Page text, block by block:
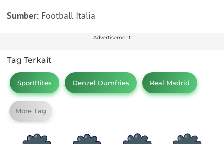
Sumber: Football Italia
Advertisement
Tag Terkait
SportBites Denzel Dumfries Real Madrid
More Tag